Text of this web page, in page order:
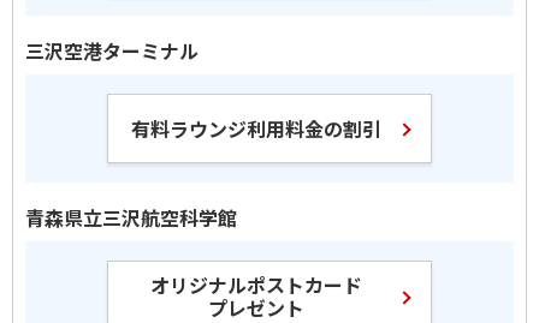
三沢空港ターミナル
有料ラウンジ利用料金の割引
青森県立三沢航空科学館
オリジナルポストカード
プレゼント